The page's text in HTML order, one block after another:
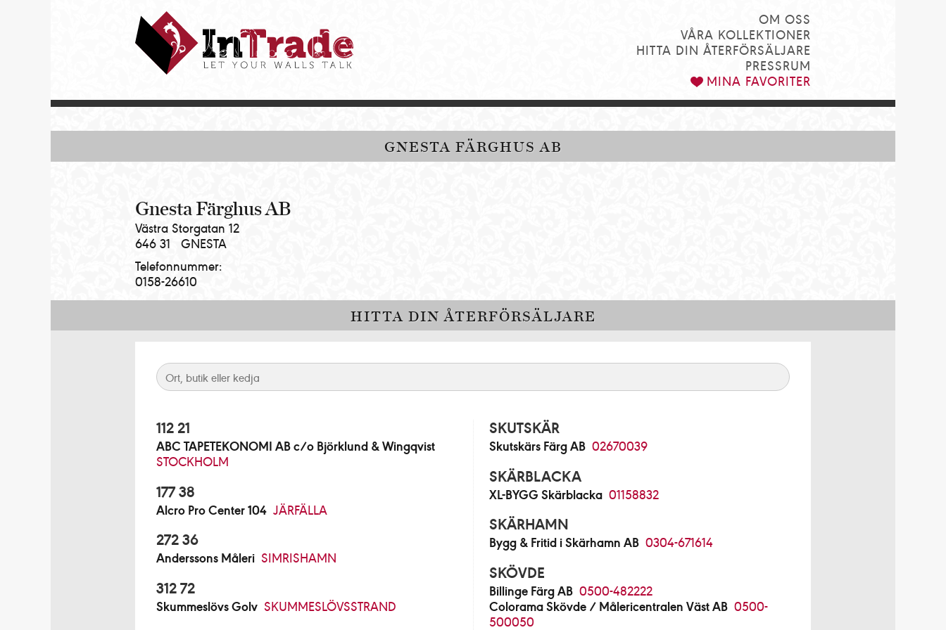
OM OSS
VÅRA KOLLEKTIONER
HITTA DIN ÅTERFÖRSÄLJARE
PRESSRUM
MINA FAVORITER
GNESTA FÄRGHUS AB
Gnesta Färghus AB
Västra Storgatan 12
646 31
GNESTA
Telefonnummer:
0158-26610
HITTA DIN ÅTERFÖRSÄLJARE
112 21
ABC TAPETEKONOMI AB c/o Björklund & Wingqvist
STOCKHOLM
177 38
Alcro Pro Center 104 JÄRFÄLLA
272 36
Anderssons Måleri SIMRISHAMN
312 72
Skummeslövs Golv SKUMMESLÖVSSTRAND
SKUTSKÄR
Skutskärs Färg AB 02670039
SKÄRBLACKA
XL-BYGG Skärblacka 01158832
SKÄRHAMN
Bygg & Fritid i Skärhamn AB 0304-671614
SKÖVDE
Billinge Färg AB 0500-482222
Colorama Skövde / Målericentralen Väst AB 0500-
500050